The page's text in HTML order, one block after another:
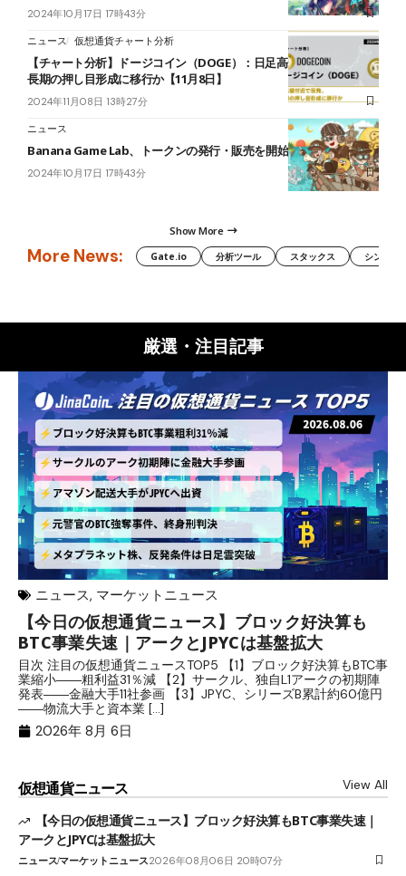
2024年10月17日 17時43分
ニュース 仮想通貨チャート分析
【チャート分析】ドージコイン（DOGE）：日足高値付近で反発、中
長期の押し目形成に移行か【11月8日】
2024年11月08日 13時27分
ニュース
Banana Game Lab、トークンの発行・販売を開始
2024年10月17日 17時43分
Show More
More News: Gate.io 分析ツール スタックス シンボル
厳選・注目記事
ニュース, マーケットニュース
【今日の仮想通貨ニュース】ブロック好決算も
BTC事業失速｜アークとJPYCは基盤拡大
目次 注目の仮想通貨ニュースTOP5 【1】ブロック好決算もBTC事
業縮小――粗利益31％減 【2】サークル、独自L1アークの初期陣
発表――金融大手11社参画 【3】JPYC、シリーズB累計約60億円
――物流大手と資本業 […]
2026年 8月 6日
仮想通貨ニュース View All
【今日の仮想通貨ニュース】ブロック好決算もBTC事業失速｜
アークとJPYCは基盤拡大
ニュースマーケットニュース2026年08月06日 20時07分